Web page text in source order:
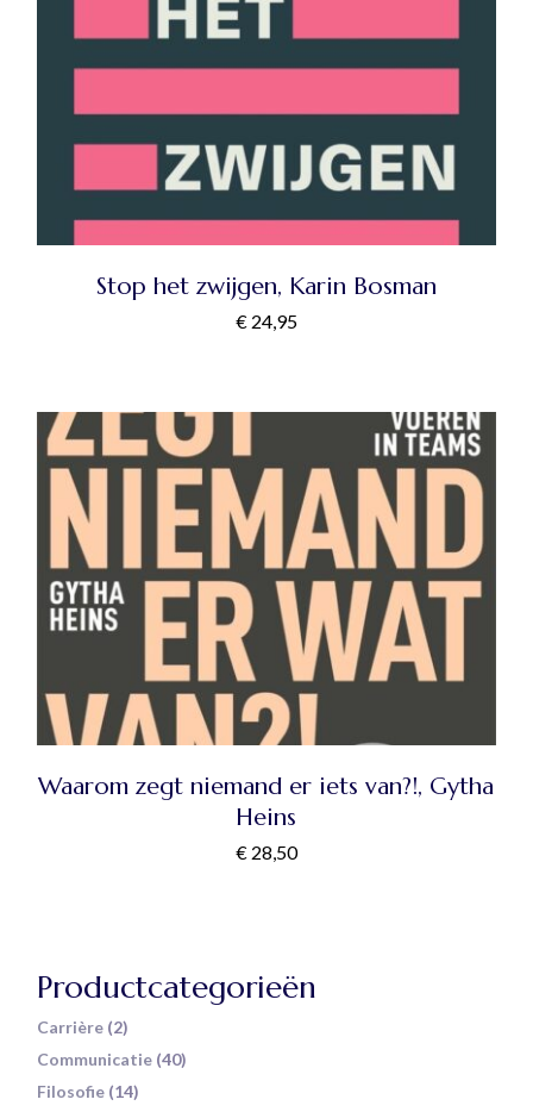
Stop het zwijgen, Karin Bosman
€24,95
Waarom zegt niemand er iets van?!, Gytha
Heins
€28,50
Productcategorieën
Carrière (2)
Communicatie (40)
Filosofie (14)